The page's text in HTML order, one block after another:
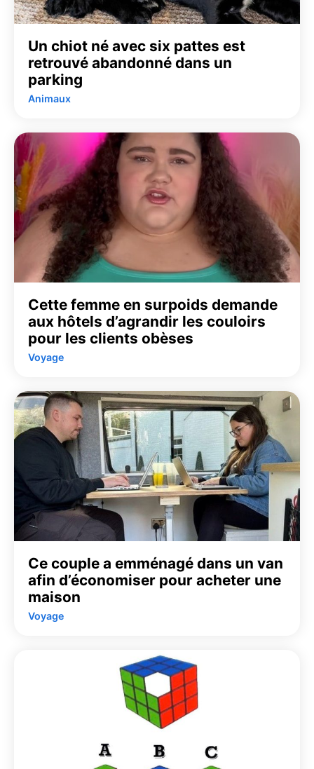
Un chiot né avec six pattes est
retrouvé abandonné dans un
parking
Animaux
Cette femme en surpoids demande
aux hôtels d’agrandir les couloirs
pour les clients obèses
Voyage
Ce couple a emménagé dans un van
afin d’économiser pour acheter une
maison
Voyage